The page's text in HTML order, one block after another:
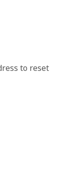
to reset